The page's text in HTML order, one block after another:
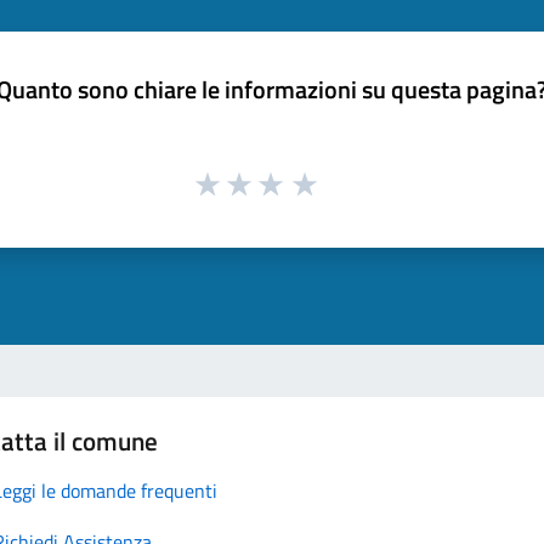
sono chiare le informazioni su questa
il comune
le domande frequenti